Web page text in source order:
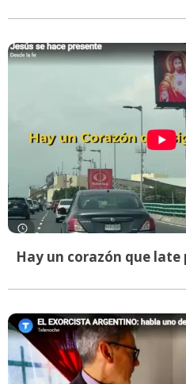
Hay un corazón que late